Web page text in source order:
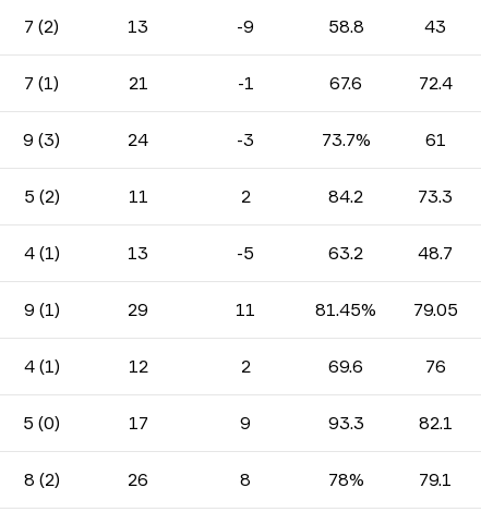
7 (2) 13 -9 58.8 43
7 (1) 21 -1 67.6 72.4
9 (3) 24 -3 73.7% 61
5 (2) 11 2 84.2 73.3
4 (1) 13 -5 63.2 48.7
9 (1) 29 11 81.45% 79.05
4 (1) 12 2 69.6 76
5 (0) 17 9 93.3 82.1
8 (2) 26 8 78% 79.1